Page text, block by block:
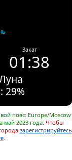
Закат
01:38
29%
пояс: Europe/Moscow
май 2023 года. Чтобы
зарегистрируйтесь
.